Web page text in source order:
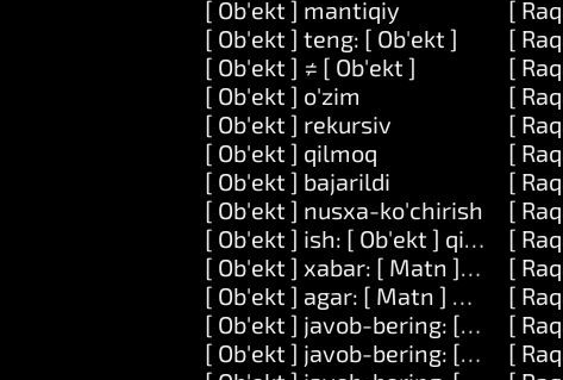
[ Ob'ekt ] mantiqiy
[ Ob'ekt ] teng: [ Ob'ekt ]
[ Ob'ekt ] ≠ [ Ob'ekt ]
[ Ob'ekt ] o'zim
[ Ob'ekt ] rekursiv
[ Ob'ekt ] qilmoq
[ Ob'ekt ] bajarildi
[ Ob'ekt ] nusxa-ko'chirish
[ Ob'ekt ] ish: [ Ob'ekt ] qil: [ Kod ]
[ Ob'ekt ] xabar: [ Matn ] dalillar:
[ Ob'ekt ] agar: [ Matn ] bo'lsa: [
[ Ob'ekt ] javob-bering: [ Matn ]
[ Ob'ekt ] javob-bering: [ Matn ]
[
[
[
[
[
[
[
[
[
[
[
[
[